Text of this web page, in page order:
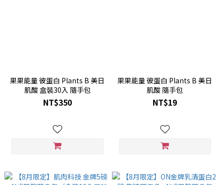
果果能量 彼蛋白 Plants B 美日
肌酸 盒裝30入 隨手包
NT$350
果果能量 彼蛋白 Plants B 美日
肌酸 隨手包
NT$19